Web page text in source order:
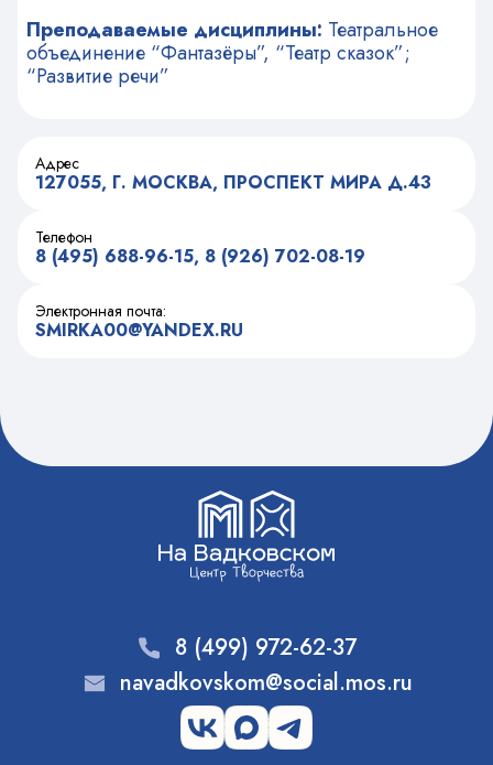
Преподаваемые дисциплины: Театральное
объединение “Фантазёры”, “Театр сказок”;
“Развитие речи”
Адрес
127055, Г. МОСКВА, ПРОСПЕКТ МИРА Д.43
Телефон
8 (495) 688-96-15, 8 (926) 702-08-19
Электронная почта:
SMIRKA00@YANDEX.RU
8 (499) 972-62-37
navadkovskom@social.mos.ru